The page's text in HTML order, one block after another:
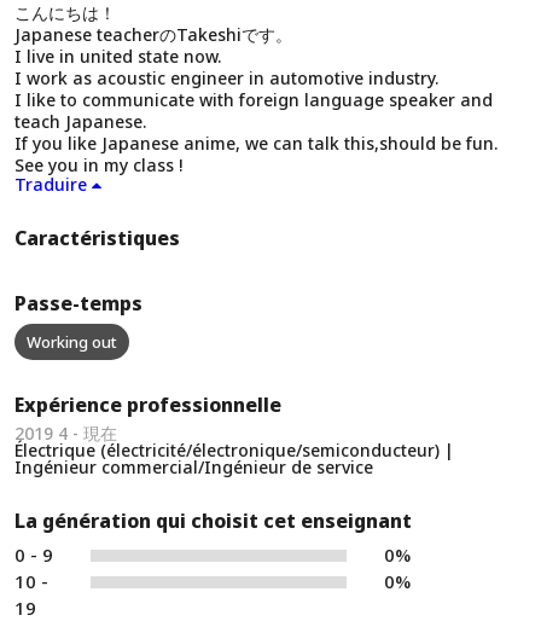
こんにちは！
Japanese teacherのTakeshiです。
I live in united state now.
I work as acoustic engineer in automotive industry.
I like to communicate with foreign language speaker and
teach Japanese.
If you like Japanese anime, we can talk this,should be fun.
See you in my class !
Traduire
Caractéristiques
Passe-temps
Working out
Expérience professionnelle
2019 4 - 現在
Électrique (électricité/électronique/semiconducteur) |
Ingénieur commercial/Ingénieur de service
La génération qui choisit cet enseignant
0 - 9
0%
10 -
19
0%